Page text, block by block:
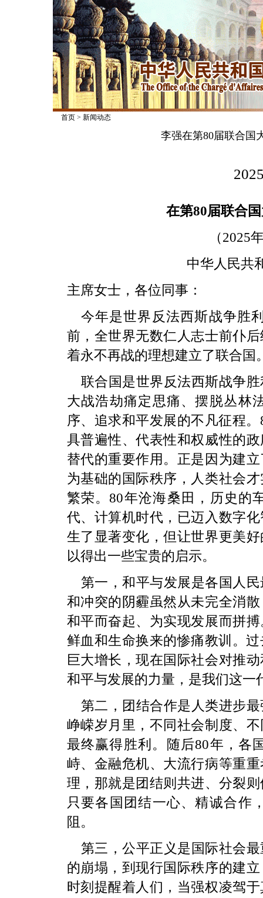
首页> 新闻动态
李强在第80届联合国
在第80届联合
（2025
中华人民共
主席女士，各位同事：
今年是世界反法西斯战争胜
前，全世界无数仁人志士前仆
着永不再战的理想建立了联合国
联合国是世界反法西斯战争
大战浩劫痛定思痛、摆脱丛林
序、追求和平发展的不凡征程
具普遍性、代表性和权威性的
替代的重要作用。正是因为建
为基础的国际秩序，人类社会
繁荣。80年沧海桑田，历史的
代、计算机时代，已迈入数字
生了显著变化，但让世界更美
以得出一些宝贵的启示。
第一，和平与发展是各国人
和冲突的阴霾虽然从未完全消
和平而奋起、为实现发展而拼
鲜血和生命换来的惨痛教训。
巨大增长，现在国际社会对推
和平与发展的力量，是我们这一
第二，团结合作是人类进步
峥嵘岁月里，不同社会制度、
最终赢得胜利。随后80年，各
峙、金融危机、大流行病等重
理，那就是团结则共进、分裂
只要各国团结一心、精诚合作
阻。
第三，公平正义是国际社会
的崩塌，到现行国际秩序的建
时刻提醒着人们，当强权凌驾